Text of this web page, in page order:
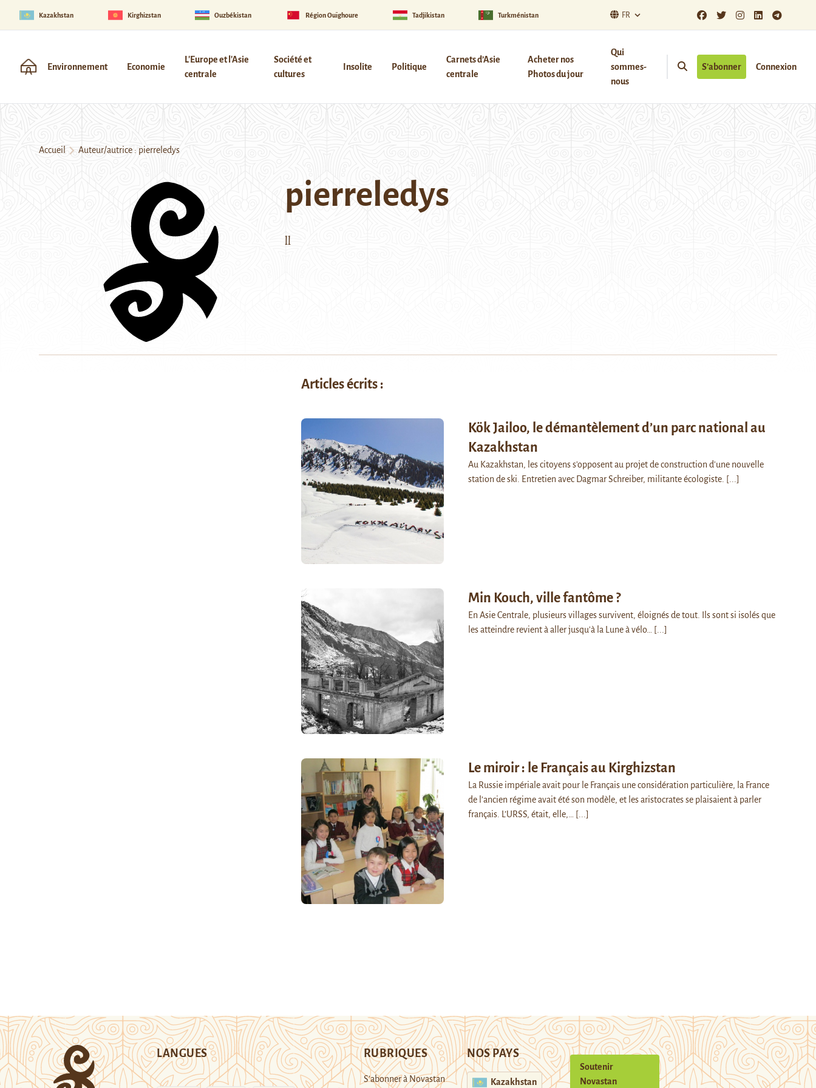
Kazakhstan Kirghizstan Ouzbékistan Région Ouïghoure Tadjikistan Turkménistan FR
Environnement Economie
L'Europe et l'Asie
centrale
Société et
cultures
Insolite Politique
Carnets d’Asie
centrale
Acheter nos
Photos du jour
Qui
sommes-
nous
S’abonner Connexion
Accueil Auteur/autrice : pierreledys
pierreledys
ll
Articles écrits :
Kök Jailoo, le démantèlement d’un parc national au
Kazakhstan
Au Kazakhstan, les citoyens s'opposent au projet de construction d'une nouvelle
station de ski. Entretien avec Dagmar Schreiber, militante écologiste. [...]
Min Kouch, ville fantôme ?
En Asie Centrale, plusieurs villages survivent, éloignés de tout. Ils sont si isolés que
les atteindre revient à aller jusqu'à la Lune à vélo…
[...]
Le miroir : le Français au Kirghizstan
La Russie impériale avait pour le Français une considération particulière, la France
de l’ancien régime avait été son modèle, et les aristocrates se plaisaient à parler
français. L’URSS, était, elle,…
[...]
LANGUES RUBRIQUES
S’abonner à Novastan
NOS PAYS
Kazakhstan
Soutenir
Novastan